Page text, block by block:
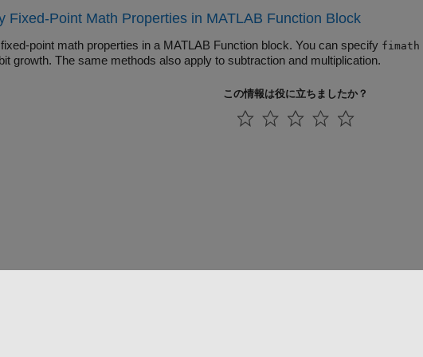
Fixed-Point Math Properties in MATLAB Function Block
point math properties in a MATLAB Function block. You can specify fimath
growth. The same methods also apply to subtraction and multiplication.
この情報は役に立ちましたか？